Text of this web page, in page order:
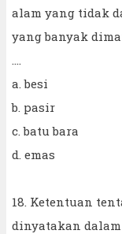
alam yang tidak
yang banyak
....
a. besi
b. pasir
c. batu bara
d. emas
18. Ketentuan
dinyatakan dalam